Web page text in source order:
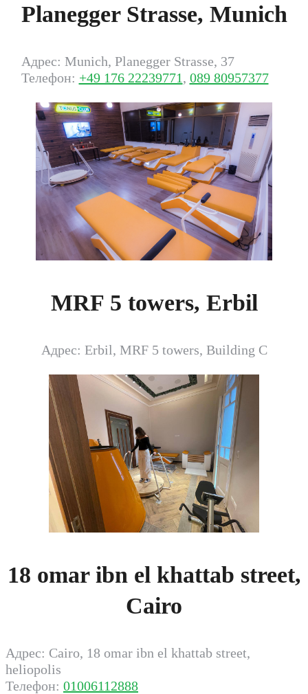
Planegger Strasse, Munich
Адрес: Munich, Planegger Strasse, 37
Телефон: +49 176 22239771, 089 80957377
MRF 5 towers, Erbil
Адрес: Erbil, MRF 5 towers, Building C
18 omar ibn el khattab street,
Cairo
Адрес: Cairo, 18 omar ibn el khattab street,
heliopolis
Телефон: 01006112888